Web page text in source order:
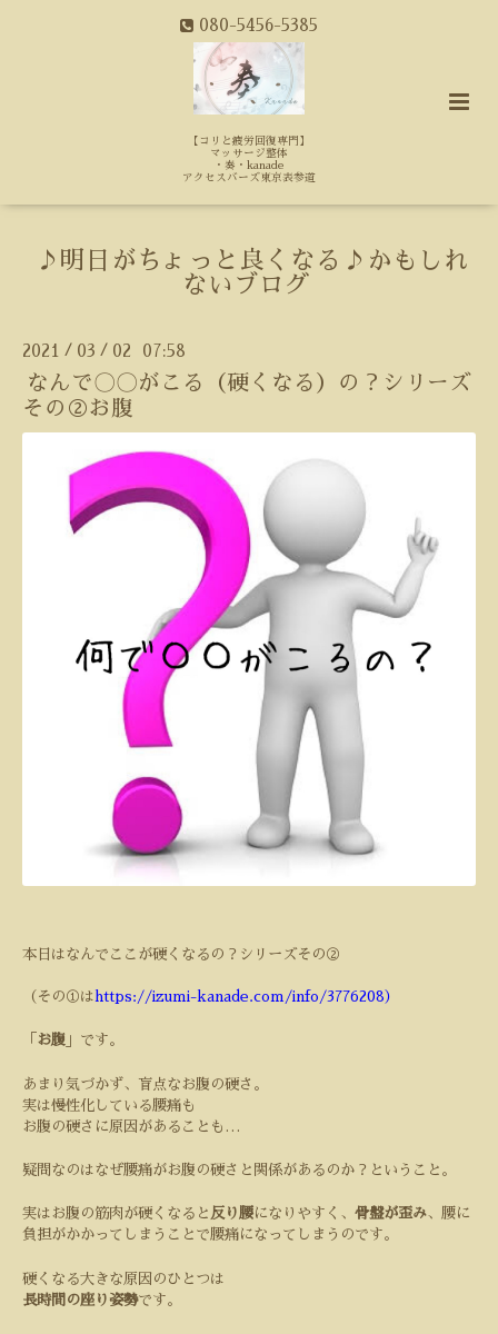
080-5456-5385
【コリと疲労回復専門】
マッサージ整体
・奏・kanade
アクセスバーズ東京表参道
♪明日がちょっと良くなる♪かもしれ
ないブログ
2021 / 03 / 02 07:58
なんで〇〇がこる（硬くなる）の？シリーズ
その②お腹
本日はなんでここが硬くなるの？シリーズその②
（その①は https://izumi-kanade.com/info/3776208 ）
「 お腹 」です。
あまり気づかず、盲点なお腹の硬さ。
実は慢性化している腰痛も
お腹の硬さに原因があることも …
疑問なのはなぜ腰痛がお腹の硬さと関係があるのか？ということ。
実はお腹の筋肉が硬くなると 反り腰になりやすく、 骨盤が歪み、腰に
負担がかかってしまうことで腰痛になってしまうのです。
硬くなる大きな原因のひとつは
長時間の座り姿勢です。